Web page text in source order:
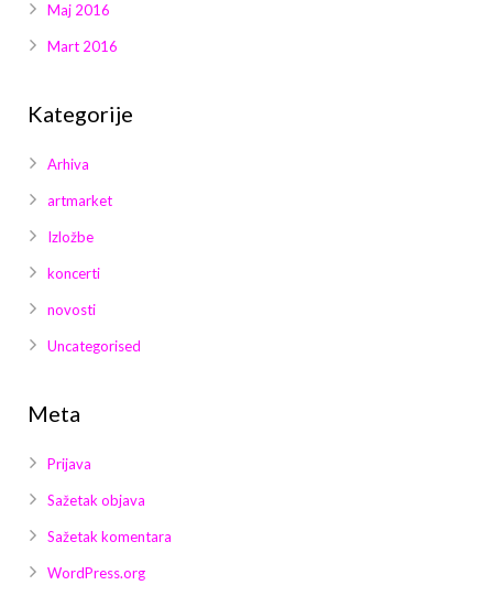
Maj 2016
Mart 2016
Kategorije
Arhiva
artmarket
Izložbe
koncerti
novosti
Uncategorised
Meta
Prijava
Sažetak objava
Sažetak komentara
WordPress.org